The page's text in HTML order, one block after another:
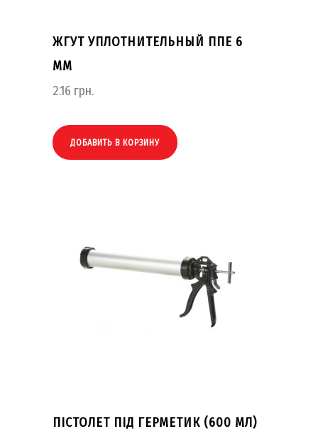
ЖГУТ УПЛОТНИТЕЛЬНЫЙ ППЕ 6
ММ
2.16 грн.
ДОБАВИТЬ В КОРЗИНУ
ПІСТОЛЕТ ПІД ГЕРМЕТИК (600 МЛ)